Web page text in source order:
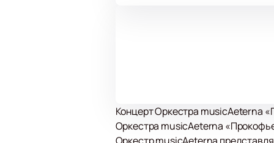
Концерт Оркестра musicAeterna
Оркестра musicAeterna